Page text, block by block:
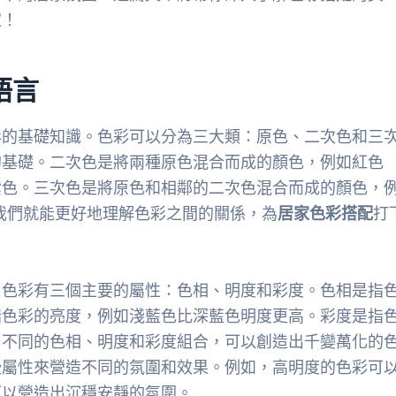
言
基礎知識。色彩可以分為三大類：原色、二次色和三
礎。二次色是將兩種原色混合而成的顏色，例如紅色
。三次色是將原色和相鄰的二次色混合而成的顏色，例
就能更好地理解色彩之間的關係，為居家色彩搭配打
彩有三個主要的屬性：色相、明度和彩度。色相是指
彩的亮度，例如淺藍色比深藍色明度更高。彩度是指
同的色相、明度和彩度組合，可以創造出千變萬化的
性來營造不同的氛圍和效果。例如，高明度的色彩可